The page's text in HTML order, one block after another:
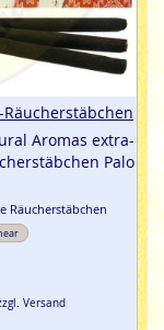
Räucherstäbchen
Aromas extra-
Palo
Räucherstäbchen
Versand